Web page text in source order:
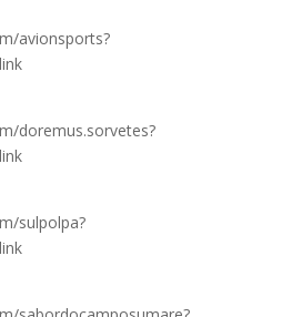
avionsports?
doremus.sorvetes?
sulpolpa?